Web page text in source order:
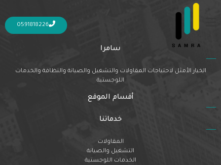
0591818226
Nothing Found
It seems we can’t find what you’re looking for. Perhaps searching can help.
سامرا
الخيار الأمثل لاحتياجات المقاولات والتشغيل والصيانة والنظافة والخدمات
اللوجستية
أقسام الموقع
خدماتنا
المقاولات
التشغيل والصيانة
الخدمات اللوجستية